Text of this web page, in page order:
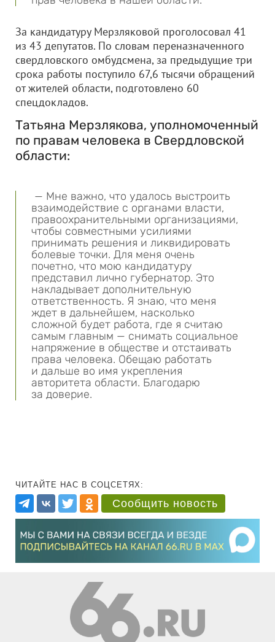
За кандидатуру Мерзляковой проголосовал 41
из 43 депутатов. По словам переназначенного
свердловского омбудсмена, за предыдущие три
срока работы поступило 67,6 тысячи обращений
от жителей области, подготовлено 60
спецдокладов.
Татьяна Мерзлякова, уполномоченный
по правам человека в Свердловской
области:
— Мне важно, что удалось выстроить
взаимодействие с органами власти,
правоохранительными организациями,
чтобы совместными усилиями
принимать решения и ликвидировать
болевые точки. Для меня очень
почетно, что мою кандидатуру
представил лично губернатор. Это
накладывает дополнительную
ответственность. Я знаю, что меня
ждет в дальнейшем, насколько
сложной будет работа, где я считаю
самым главным — снимать социальное
напряжение в обществе и отстаивать
права человека. Обещаю работать
и дальше во имя укрепления
авторитета области. Благодарю
за доверие.
ЧИТАЙТЕ НАС В СОЦСЕТЯХ:
Сообщить новость